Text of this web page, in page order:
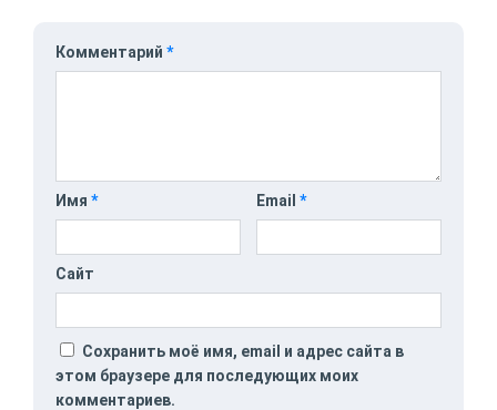
Комментарий *
Имя * Email *
Сайт
Сохранить моё имя, email и адрес сайта в
этом браузере для последующих моих
комментариев.